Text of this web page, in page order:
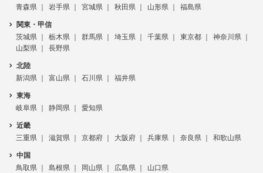
青森県
岩手県 宮城県 秋田県 山形県 福島県
関東・甲信
茨城県
栃木県 群馬県 埼玉県 千葉県 東京都
神奈川県
山梨県
長野県
北陸
新潟県
富山県 石川県 福井県
東海
岐阜県
静岡県 愛知県
近畿
三重県
滋賀県 京都府 大阪府 兵庫県 奈良県 和歌山県
中国
鳥取県
島根県 岡山県 広島県 山口県